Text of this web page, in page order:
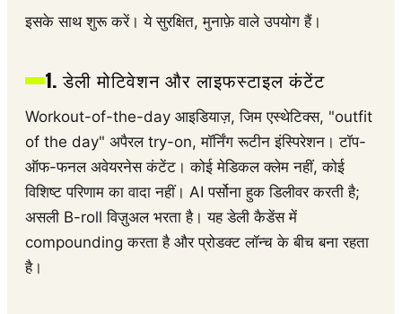
इसके साथ शुरू करें। ये सुरक्षित, मुनाफ़े वाले उपयोग हैं।
1. डेली मोटिवेशन और लाइफस्टाइल कंटेंट
Workout-of-the-day आइडियाज़, जिम एस्थेटिक्स, "outfit
of the day" अपैरल try-on, मॉर्निंग रूटीन इंस्पिरेशन। टॉप-
ऑफ-फनल अवेयरनेस कंटेंट। कोई मेडिकल क्लेम नहीं, कोई
विशिष्ट परिणाम का वादा नहीं। AI पर्सोना हुक डिलीवर करती है;
असली B-roll विज़ुअल भरता है। यह डेली कैडेंस में
compounding करता है और प्रोडक्ट लॉन्च के बीच बना रहता
है।